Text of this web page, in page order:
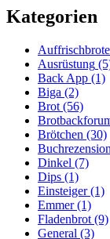
Kategorien
Auffrischbrote
Ausrüstung
Back App (1)
Biga (2)
Brot (56)
Brötchen (30)
Buchrezension
Dinkel (7)
Dips (1)
Einsteiger(1)
Emmer(1)
Fladenbrot (9)
General (3)